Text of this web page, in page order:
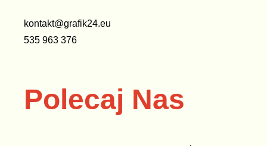
kontakt@grafik24.eu
535 963 376
Polecaj Nas